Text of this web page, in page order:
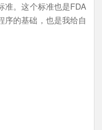
准。这个标准也是FDA
序的基础，也是我给自